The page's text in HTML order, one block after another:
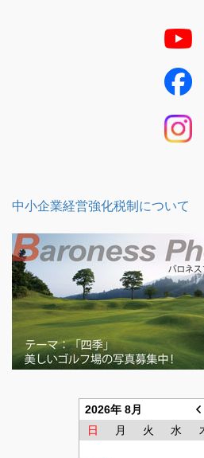
中小企業経営強化税制について
2026年 8月
日
月 火 水